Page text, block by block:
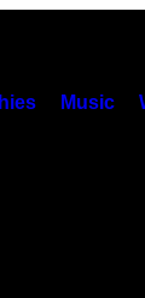
Music